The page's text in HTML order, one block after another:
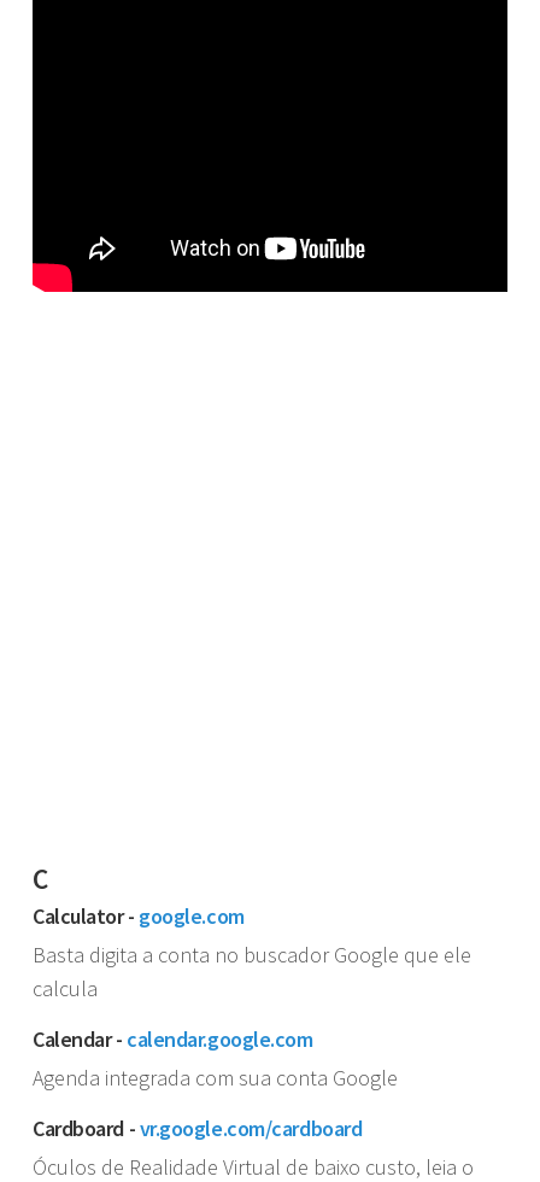
C
Calculator - google.com
Basta digita a conta no buscador Google que ele
calcula
Calendar - calendar.google.com
Agenda integrada com sua conta Google
Cardboard -vr.google.com/cardboard
Óculos de Realidade Virtual de baixo custo, leia o